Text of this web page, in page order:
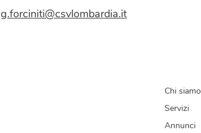
g.forciniti@csvlombardia.it
Chi siamo
Servizi
Annunci